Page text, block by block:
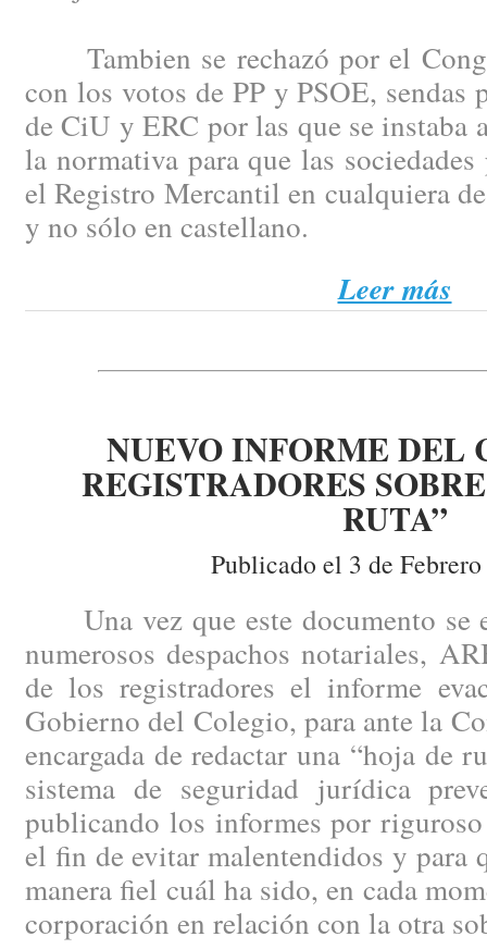
Tambien se rechazó por el
con los votos de PP y PSOE, sendas
de CiU y ERC por las que se instaba
la normativa para que las
el Registro Mercantil en cualquiera
y no sólo en castellano.
Leer más
NUEVO INFORME DEL
REGISTRADORES
RUTA”
Publicado el 3 de
Una vez que este documento se
numerosos despachos notariales,
de los registradores el informe
Gobierno del Colegio, para ante la
encargada de redactar una “hoja de
sistema de seguridad jurídica
publicando los informes por
el fin de evitar malentendidos y para
manera fiel cuál ha sido, en cada
corporación en relación con la otra